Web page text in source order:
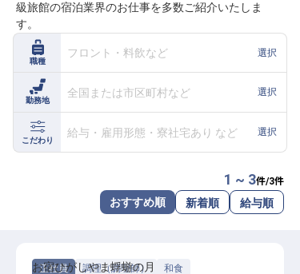
おもてなしHRについて
ご利用の流れ
よくある質問
ホテル・宿泊業界情報コラム
転職サポートに申し込む
級旅館の宿泊業界のお仕事を多数ご紹介いたしま
す。
職種
フロント・料飲など 選択
勤務地
全国または市区町村など 選択
こだわり
給与・雇用形態・寮社宅あり など 選択
1 ~ 3件/3件
おすすめ順 新着順 給与順
正社員 調理（調理師） 和食
お宿ひがしやま蜉蝣の月